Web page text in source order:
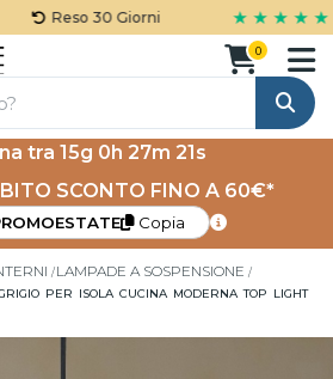
Reso 30 Giorni ★ ★ ★ ★ ★
Cerca
0
tra 15g 0h 27m 21s
SCONTO FINO A 60€*
Copia
LAMPADE A SOSPENSIONE
PER ISOLA CUCINA MODERNA TOP LIGHT